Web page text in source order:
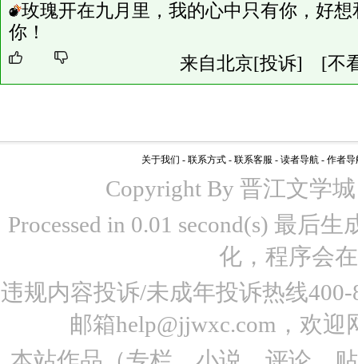
玫瑰开在九月里，我的心中只有你，好
你！
来自北京[投诉] [不
关于我们 - 联系方式 - 联系客服 - 读者导航 - 作者导
Copyright By 晋江文学
Processed in 0.01 second(s) 最后
化，程序会
违规内容投诉/未成年投诉热线
邮箱help@jjwxc.com，欢